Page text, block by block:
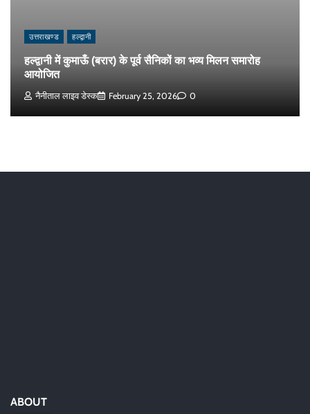
उत्तराखण्ड हल्द्वानी
हल्द्वानी में कुमाऊँ (बरार) के पूर्व सैनिकों का भव्य मिलन समारोह
आयोजित
नैनीताल लाइव डेस्क February 25, 2026 0
ABOUT